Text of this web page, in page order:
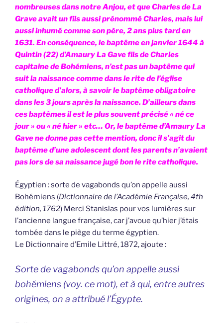
nombreuses dans notre Anjou, et que Charles de La
Grave avait un fils aussi prénommé Charles, mais lui
aussi inhumé comme son père, 2 ans plus tard en
1631. En conséquence, le baptême en janvier 1644 à
Quintin (22) d’Amaury La Gave fils de Charles
capitaine de Bohémiens, n’est pas un baptême qui
suit la naissance comme dans le rite de l’église
catholique d’alors, à savoir le baptême obligatoire
dans les 3 jours après la naissance. D’ailleurs dans
ces baptêmes il est le plus souvent précisé « né ce
jour » ou « né hier » etc… Or, le baptême d’Amaury La
Gave ne donne pas cette mention, donc il s’agit du
baptême d’une adolescent dont les parents n’avaient
pas lors de sa naissance jugé bon le rite catholique.
Égyptien : sorte de vagabonds qu’on appelle aussi
Bohémiens (Dictionnaire de l’Académie Française, 4th
édition, 1762) Merci Stanislas pour vos lumières sur
l’ancienne langue française, car j’avoue qu’hier j’étais
tombée dans le piège du terme égyptien.
Le Dictionnaire d’Emile Littré, 1872, ajoute :
Sorte de vagabonds qu’on appelle aussi
bohémiens (voy. ce mot), et à qui, entre autres
origines, on a attribué l’Égypte.